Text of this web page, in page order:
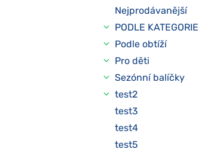
Nejprodávanější
PODLE KATEGORIE
Podle obtíží
Pro děti
Sezónní balíčky
test2
test3
test4
test5